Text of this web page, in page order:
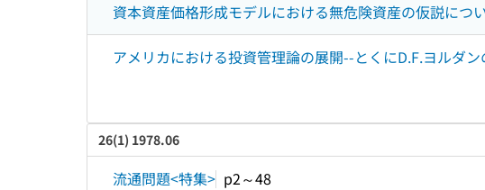
資本資産価格形成モデルにおける無危険資産の仮説につ
アメリカにおける投資管理論の展開--とくにD.F.ヨルダ
26(1) 1978.06
流通問題<特集> p2～48